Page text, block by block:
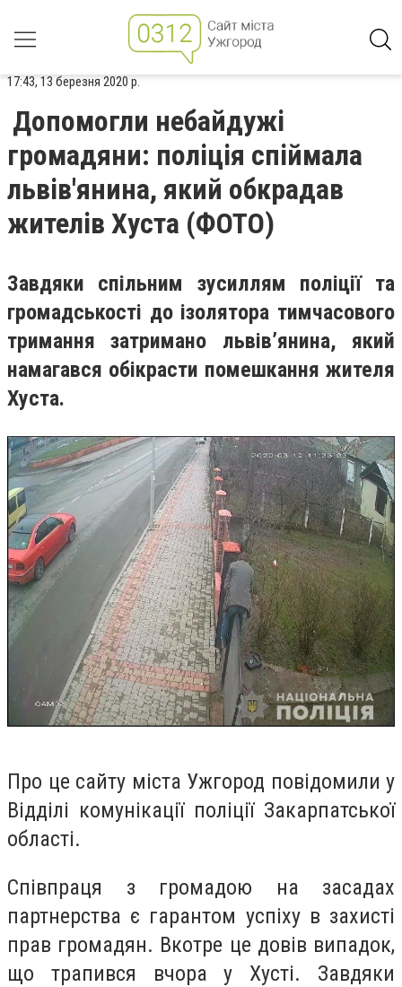
17:43, 13 березня 2020 р.
Допомогли небайдужі
громадяни: поліція спіймала
львів'янина, який обкрадав
жителів Хуста (ФОТО)
Завдяки спільним зусиллям поліції та
громадськості до ізолятора тимчасового
тримання затримано львів’янина, який
намагався обікрасти помешкання жителя
Хуста.
Про це сайту міста Ужгород повідомили у
Відділі комунікації поліції Закарпатської
області.
Співпраця з громадою на засадах
партнерства є гарантом успіху в захисті
прав громадян. Вкотре це довів випадок,
що трапився вчора у Хусті. Завдяки